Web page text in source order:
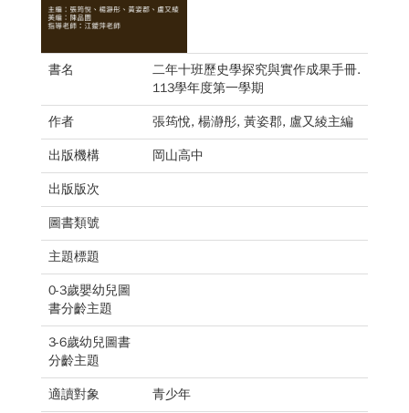
書名
二年十班歷史學探究與實作成果手冊.
113學年度第一學期
作者 張筠悅, 楊瀞彤, 黃姿郡, 盧又綾主編
出版機構 岡山高中
出版版次
圖書類號
主題標題
0-3歲嬰幼兒圖
書分齡主題
3-6歲幼兒圖書
分齡主題
適讀對象 青少年